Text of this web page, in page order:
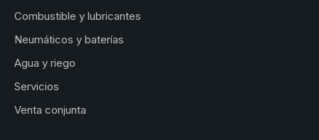
Combustible y lubricantes
Neumáticos y baterías
Agua y riego
Servicios
Venta conjunta